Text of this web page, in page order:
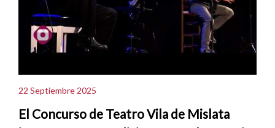
22 Septiembre 2025
El Concurso de Teatro Vila de Mislata